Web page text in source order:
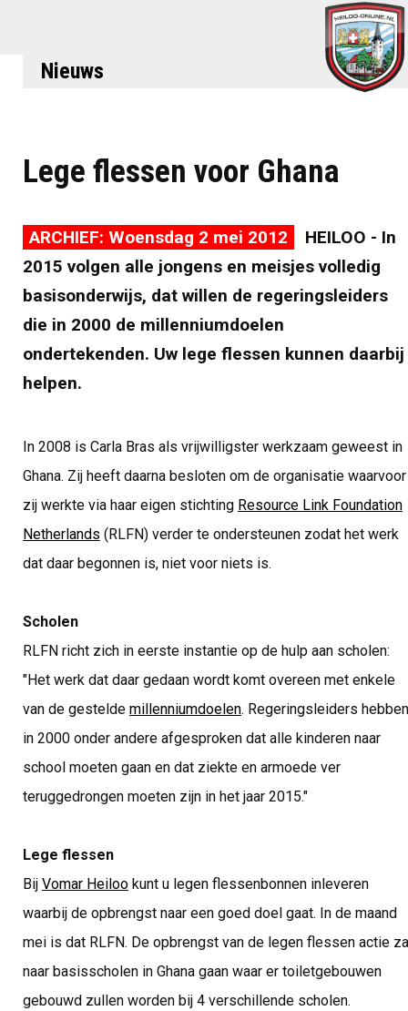
Nieuws
Lege flessen voor Ghana
ARCHIEF: Woensdag 2 mei 2012
HEILOO - In
2015 volgen alle jongens en meisjes volledig
basisonderwijs, dat willen de regeringsleiders
die in 2000 de millenniumdoelen
ondertekenden. Uw lege flessen kunnen daarbij
helpen.
In 2008 is Carla Bras als vrijwilligster werkzaam geweest in
Ghana. Zij heeft daarna besloten om de organisatie waarvoor
zij werkte via haar eigen stichting Resource Link Foundation
Netherlands (RLFN) verder te ondersteunen zodat het werk
dat daar begonnen is, niet voor niets is.
Scholen
RLFN richt zich in eerste instantie op de hulp aan scholen:
"Het werk dat daar gedaan wordt komt overeen met enkele
van de gestelde millenniumdoelen. Regeringsleiders hebben
in 2000 onder andere afgesproken dat alle kinderen naar
school moeten gaan en dat ziekte en armoede ver
teruggedrongen moeten zijn in het jaar 2015."
Lege flessen
Bij Vomar Heilookunt u legen flessenbonnen inleveren
waarbij de opbrengst naar een goed doel gaat. In de maand
mei is dat RLFN. De opbrengst van de legen flessen actie
naar basisscholen in Ghana gaan waar er toiletgebouwen
gebouwd zullen worden bij 4 verschillende scholen.